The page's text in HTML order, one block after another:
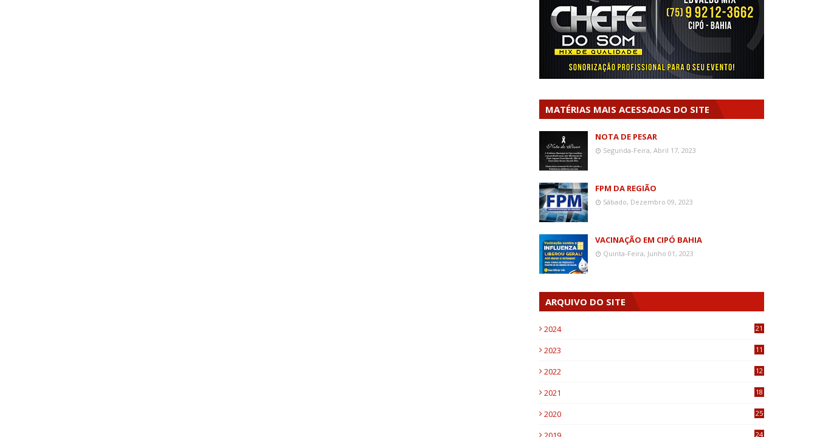
MATÉRIAS MAIS ACESSADAS DO SITE
NOTA DE PESAR
Segunda-Feira, Abril 17, 2023
FPM DA REGIÃO
Sábado, Dezembro 09, 2023
VACINAÇÃO EM CIPÓ BAHIA
Quinta-Feira, Junho 01, 2023
ARQUIVO DO SITE
2024 21
2023
11
2022
12
2021
18
2020
25
24